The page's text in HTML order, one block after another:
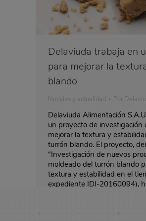
Delaviuda trabaja en
para mejorar la
blando
Noticias y actualidad Por
Delaviuda Alimentación
un proyecto de investigación
mejorar la textura y
turrón blando. El proyecto,
“Investigación de nuevos
moldeado del turrón blando
textura y estabilidad en el
expediente IDI-20160094),